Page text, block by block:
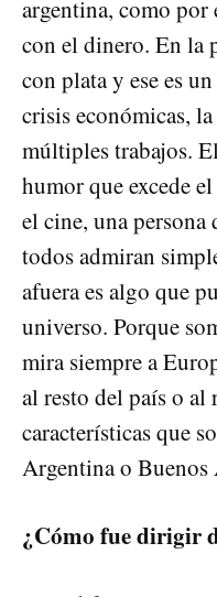
argentina, como por
con el dinero. En la
con plata y ese es
crisis económicas,
múltiples trabajos.
humor que excede
el cine, una persona
todos admiran
afuera es algo que
universo. Porque
mira siempre a
al resto del país o al
características que
Argentina o Buenos
¿Cómo fue dirigir